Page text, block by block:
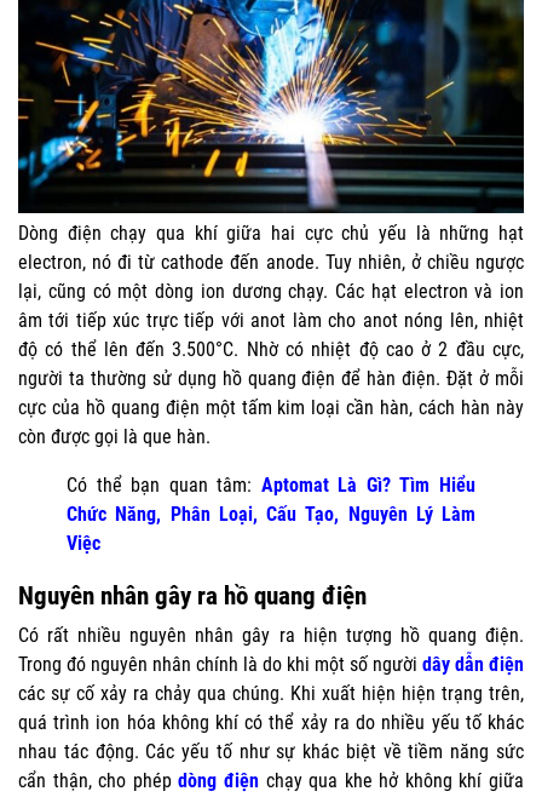
Dòng điện chạy qua khí giữa hai cực chủ yếu là những hạt
electron, nó đi từ cathode đến anode. Tuy nhiên, ở chiều ngược
lại, cũng có một dòng ion dương chạy. Các hạt electron và ion
âm tới tiếp xúc trực tiếp với anot làm cho anot nóng lên, nhiệt
độ có thể lên đến 3.500°C. Nhờ có nhiệt độ cao ở 2 đầu cực,
người ta thường sử dụng hồ quang điện để hàn điện. Đặt ở mỗi
cực của hồ quang điện một tấm kim loại cần hàn, cách hàn này
còn được gọi là que hàn.
Có thể bạn quan tâm: Aptomat Là Gì? Tìm Hiểu
Chức Năng, Phân Loại, Cấu Tạo, Nguyên Lý Làm
Việc
Nguyên nhân gây ra hồ quang điện
Có rất nhiều nguyên nhân gây ra hiện tượng hồ quang điện.
Trong đó nguyên nhân chính là do khi một số người dây dẫn điện
các sự cố xảy ra chảy qua chúng. Khi xuất hiện hiện trạng trên,
quá trình ion hóa không khí có thể xảy ra do nhiều yếu tố khác
nhau tác động. Các yếu tố như sự khác biệt về tiềm năng sức
cẩn thận, cho phépdòng điệnchạy qua khe hở không khí giữa